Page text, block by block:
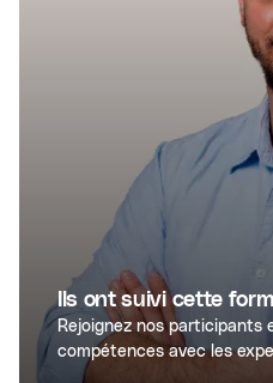
Ils ont suivi cette
Rejoignez nos participants
compétences avec les